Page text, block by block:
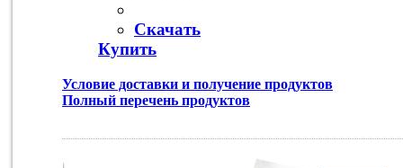
Скачать
Купить
Условие доставки и получение продуктов
Полный перечень продуктов